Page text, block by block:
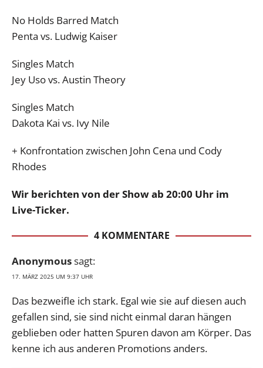
No Holds Barred Match
Penta vs. Ludwig Kaiser
Singles Match
Jey Uso vs. Austin Theory
Singles Match
Dakota Kai vs. Ivy Nile
+ Konfrontation zwischen John Cena und Cody
Rhodes
Wir berichten von der Show ab 20:00 Uhr im
Live-Ticker.
4 KOMMENTARE
Anonymoussagt:
17. MÄRZ 2025 UM 9:37 UHR
Das bezweifle ich stark. Egal wie sie auf diesen auch
gefallen sind, sie sind nicht einmal daran hängen
geblieben oder hatten Spuren davon am Körper. Das
kenne ich aus anderen Promotions anders.